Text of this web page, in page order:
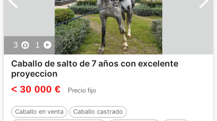
3 1
Caballo de salto de 7 años con excelente
proyeccion
< 30 000 € Precio fijo
Caballo en venta
Caballo castrado